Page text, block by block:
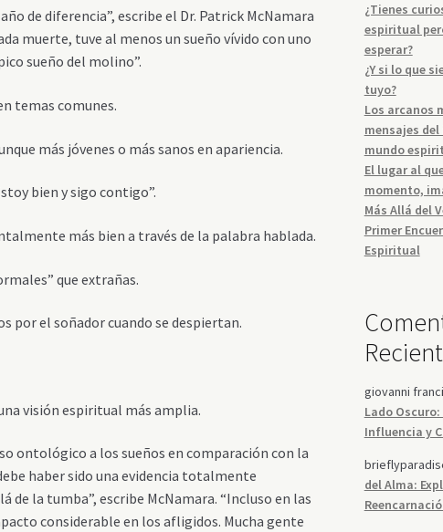
de diferencia”, escribe el Dr. Patrick McNamara
muerte, tuve al menos un sueño vívido con uno
sueño del molino”.
temas comunes.
más jóvenes o más sanos en apariencia.
bien y sigo contigo”.
más bien a través de la palabra hablada.
que extrañas.
por el soñador cuando se despiertan.
visión espiritual más amplia.
ontológico a los sueños en comparación con la
haber sido una evidencia totalmente
de la tumba”, escribe McNamara. “Incluso en las
considerable en los afligidos. Mucha gente
¿Tienes
espiritual
esperar?
¿Y si lo que
tuyo?
Los arcanos
mensajes
mundo
El lugar al
momento,
Más Allá del
Primer
Espiritual
giovanni
Lado
Influencia y
del Alma: